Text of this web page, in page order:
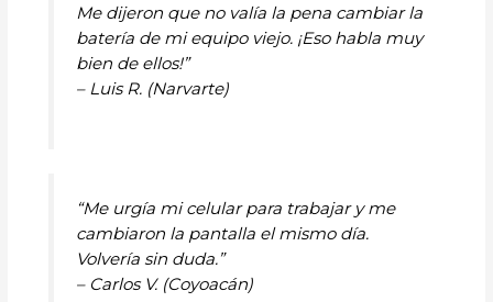
Me dijeron que no valía la pena cambiar la
batería de mi equipo viejo. ¡Eso habla muy
bien de ellos!”
– Luis R. (Narvarte)
“Me urgía mi celular para trabajar y me
cambiaron la pantalla el mismo día.
Volvería sin duda.”
– Carlos V. (Coyoacán)